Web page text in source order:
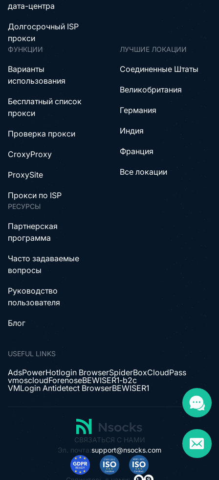
дата-центра
Долгосрочный ISP
прокси
ФУНКЦИИ
Варианты
использования
Бесплатный список
прокси
Проверка прокси
CroxyProxy
ProxySite
Прокси по ISP
ЛУЧШИЕ ЛОКАЦИИ
Соединенные Штаты
Великобритания
Германия
Индия
Франция
Все локации
РЕСУРСЫ
Партнерская
программа
Часто задаваемые
вопросы
Руководство
пользователя
Блог
USEFUL LINKS
AdsPowerHotlogin BrowserSpiderBoxCloudPass
vmoscloudForenoseBEWISER1-b2c
VMLogin Antidetect BrowserBEWISER1
СВЯЗАТЬСЯ С НАМИ
Эл. почта:support@nsocks.com